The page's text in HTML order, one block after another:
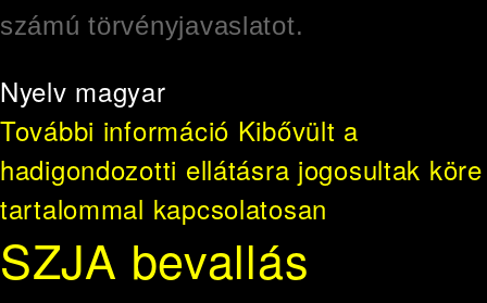
számú törvényjavaslatot.
Nyelv magyar
További információ Kibővült a
hadigondozotti ellátásra jogosultak köre
tartalommal kapcsolatosan
SZJA bevallás